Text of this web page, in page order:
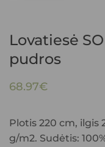
Lovatiesė
pudros
68.97€
Plotis 220 cm, ilgis
g/m2. Sudėtis: